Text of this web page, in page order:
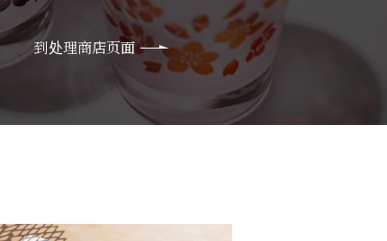
到处理商店页面